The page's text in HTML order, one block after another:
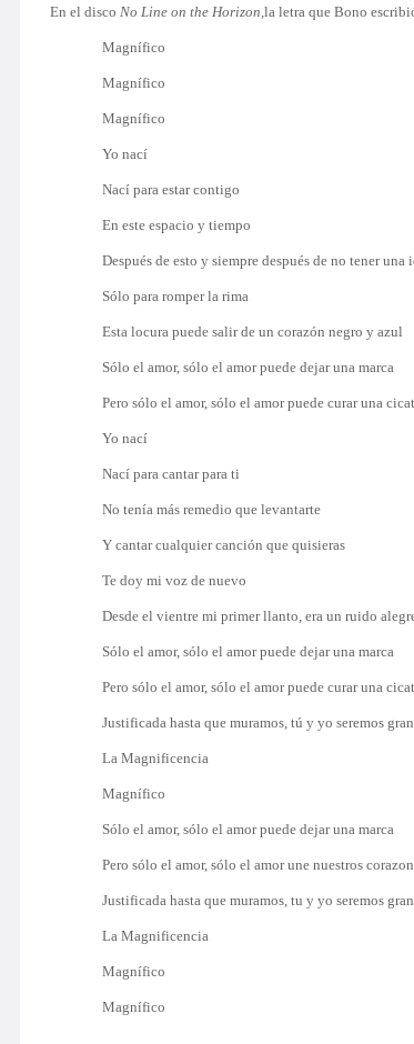
En el disco No Line on the Horizon,la letra que Bono
Magnífico
Magnífico
Magnífico
Yo nací
Nací para estar contigo
En este espacio y tiempo
Después de esto y siempre después de no tener una
Sólo para romper la rima
Esta locura puede salir de un corazón negro y azul
Sólo el amor, sólo el amor puede dejar una marca
Pero sólo el amor, sólo el amor puede curar una
Yo nací
Nací para cantar para ti
No tenía más remedio que levantarte
Y cantar cualquier canción que quisieras
Te doy mi voz de nuevo
Desde el vientre mi primer llanto, era un ruido
Sólo el amor, sólo el amor puede dejar una marca
Pero sólo el amor, sólo el amor puede curar una
Justificada hasta que muramos, tú y yo seremos
La Magnificencia
Magnífico
Sólo el amor, sólo el amor puede dejar una marca
Pero sólo el amor, sólo el amor une nuestros
Justificada hasta que muramos, tu y yo seremos
La Magnificencia
Magnífico
Magnífico